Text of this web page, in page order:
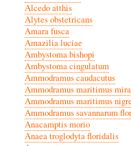
Alcedo atthis
Alytes obstetricans
Amara fusca
Amazilia luciae
Ambystoma bishopi
Ambystoma cingulatum
Ammodramus caudacutus
Ammodramus maritimus
Ammodramus maritimus
Ammodramus savannarum
Anacamptis morio
Anaea troglodyta floridalis